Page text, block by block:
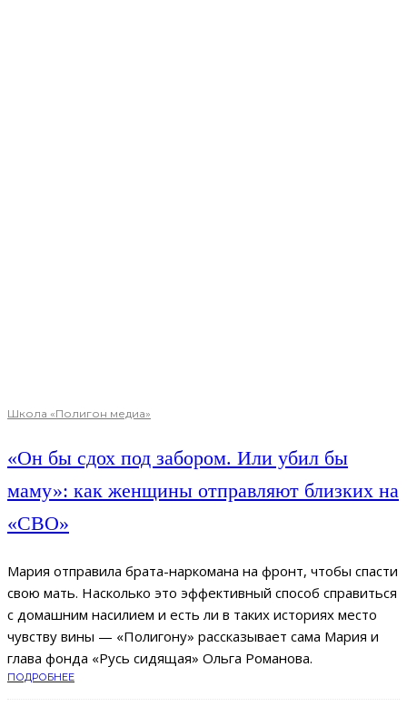
Школа «Полигон медиа»
«Он бы сдох под забором. Или убил бы
маму»: как женщины отправляют близких на
«СВО»
Мария отправила брата-наркомана на фронт, чтобы спасти
свою мать. Насколько это эффективный способ справиться
с домашним насилием и есть ли в таких историях место
чувству вины — «Полигону» рассказывает сама Мария и
глава фонда «Русь сидящая» Ольга Романова.
ПОДРОБНЕЕ